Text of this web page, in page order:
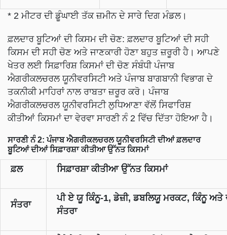
* 2 ਮੀਟਰ ਦੀ ਡੂੰਘਾਈ ਤੱਕ ਜ਼ਮੀਨ ਦੇ ਸਾਰੇ ਦਿਗ ਮੰਡਲ।
ਫ਼ਲਦਾਰ ਬੂਟਿਆਂ ਦੀ ਕਿਸਮ ਦੀ ਚੋਣ: ਫ਼ਲਦਾਰ ਬੂਟਿਆਂ ਦੀ ਸਹੀ
ਕਿਸਮ ਦੀ ਸਹੀ ਚੋਣ ਅਤੇ ਜਾਣਕਾਰੀ ਹੋਣਾ ਬਹੁਤ ਜ਼ਰੂਰੀ ਹੈ। ਆਪਣੇ
ਖੇਤਰ ਲਈ ਸਿਫ਼ਾਰਿਸ਼ ਕਿਸਮਾਂ ਦੀ ਚੋਣ ਸੰਬੰਧੀ ਪੰਜਾਬ
ਐਗਰੀਕਲਚਰਲ ਯੂਨੀਵਰਸਿਟੀ ਅਤੇ ਪੰਜਾਬ ਬਾਗਬਾਨੀ ਵਿਭਾਗ ਦੇ
ਤਕਨੀਕੀ ਮਾਹਿਰਾਂ ਨਾਲ ਰਾਬਤਾ ਜ਼ਰੂਰ ਕਰੋ। ਪੰਜਾਬ
ਐਗਰੀਕਲਚਰਲ ਯੂਨੀਵਰਸਿਟੀ ਲੁਧਿਆਣਾ ਵੱਲੋਂ ਸਿਫਾਰਿਸ਼
ਕੀਤੀਆਂ ਕਿਸਮਾਂ ਦਾ ਵੇਰਵਾ ਸਾਰਣੀ ਨੰ 2 ਵਿੱਚ ਦਿੱਤਾ ਹੋਇਆ ਹੈ।
ਸਾਰਣੀ ਨੰ2:ਪੰਜਾਬ ਐਗਰੀਕਲਚਰਲ ਯੂਨੀਵਰਸਿਟੀ ਦੀਆਂ ਫ਼ਲਦਾਰ
ਬੂਟਿਆਂ ਦੀਆਂ ਸਿਫ਼ਾਰਸ਼ਾ ਕੀਤੀਆ ਉੱਨਤ ਕਿਸਮਾਂ
ਫ਼ਲ ਸਿਫ਼ਾਰਸ਼ਾ ਕੀਤੀਆ ਉੱਨਤ ਕਿਸਮਾਂ
ਸੰਤਰਾ
ਪੀ ਏ ਯੂ ਕਿੰਨੂ-1, ਡੇਜ਼ੀ, ਡਬਲਿਯੂ ਮਰਕਟ, ਕਿੰਨੂ ਅਤੇ
ਸੰਤਰਾ